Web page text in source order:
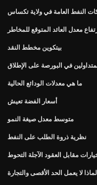
النفط العامة في ولاية تكساس
معدل العائد المتوقع للمخاطر
بيتكوين مخطط النقد
في البورصة على الإطلاق
ما هي معدلات الودائع الحالية
أسعار الفضة تعيش
متوسط ​​معدل صيغة النمو
نظرية ذروة الطلب على النفط
مقابل العقود الآجلة التحوط
لماذا لا يعمل الحد الأقصى والتجارة